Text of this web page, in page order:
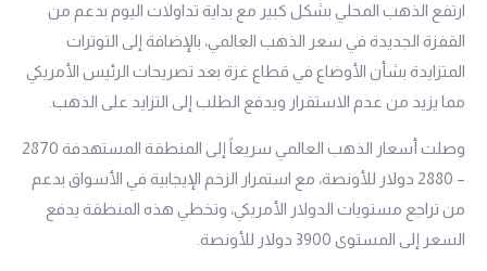
ارتفع الذهب المحلي بشكل كبير مع بداية تداولات اليوم بدعم من
القفزة الجديدة في سعر الذهب العالمي، بالإضافة إلى التوترات
المتزايدة بشأن الأوضاع في قطاع غزة بعد تصريحات الرئيس الأمريكي
مما يزيد من عدم الاستقرار ويدفع الطلب إلى التزايد على الذهب.
وصلت أسعار الذهب العالمي سريعاً إلى المنطقة المستهدفة 2870
– 2880 دولار للأونصة، مع استمرار الزخم الإيجابية في الأسواق بدعم
من تراجع مستويات الدولار الأمريكي، وتخطي هذه المنطقة يدفع
السعر إلى المستوى 3900 دولار للأونصة.